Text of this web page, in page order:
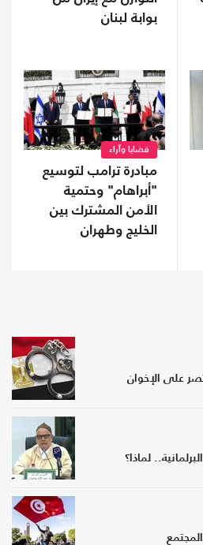
بوابة لبنان
قضايا وآراء
مبادرة ترامب لتوسيع
"أبراهام" وحتمية
الأمن المشترك بين
الخليج وطهران
على الإخوان
لماذا؟